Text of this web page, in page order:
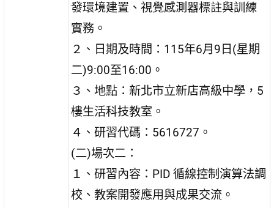
發環境建置、視覺感測器標註與訓練
實務。
２、日期及時間：115年6月9日(星期
二)9:00至16:00。
３、地點：新北市立新店高級中學，5
樓生活科技教室。
４、研習代碼：5616727。
(二)場次二：
１、研習內容：PID 循線控制演算法調
校、教案開發應用與成果交流。